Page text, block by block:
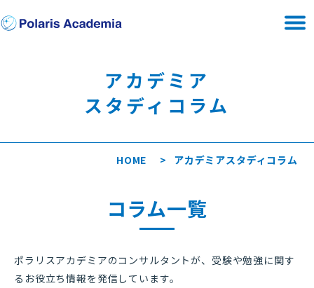
アカデミア
スタディコラム
HOME アカデミアスタディコラム
コラム一覧
ポラリスアカデミアのコンサルタントが、受験や勉強に関す
るお役立ち情報を発信しています。